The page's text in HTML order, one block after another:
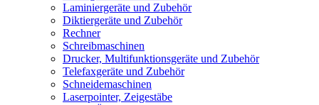
Laminiergeräte und Zubehör
Diktiergeräte und Zubehör
Rechner
Schreibmaschinen
Drucker, Multifunktionsgeräte und Zubehör
Telefaxgeräte und Zubehör
Schneidemaschinen
Laserpointer, Zeigestäbe